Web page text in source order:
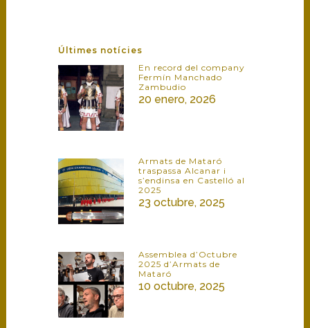
Últimes notícies
En record del company
Fermín Manchado
Zambudio
20 enero, 2026
Armats de Mataró
traspassa Alcanar i
s’endinsa en Castelló al
2025
23 octubre, 2025
Assemblea d’Octubre
2025 d’Armats de
Mataró
10 octubre, 2025